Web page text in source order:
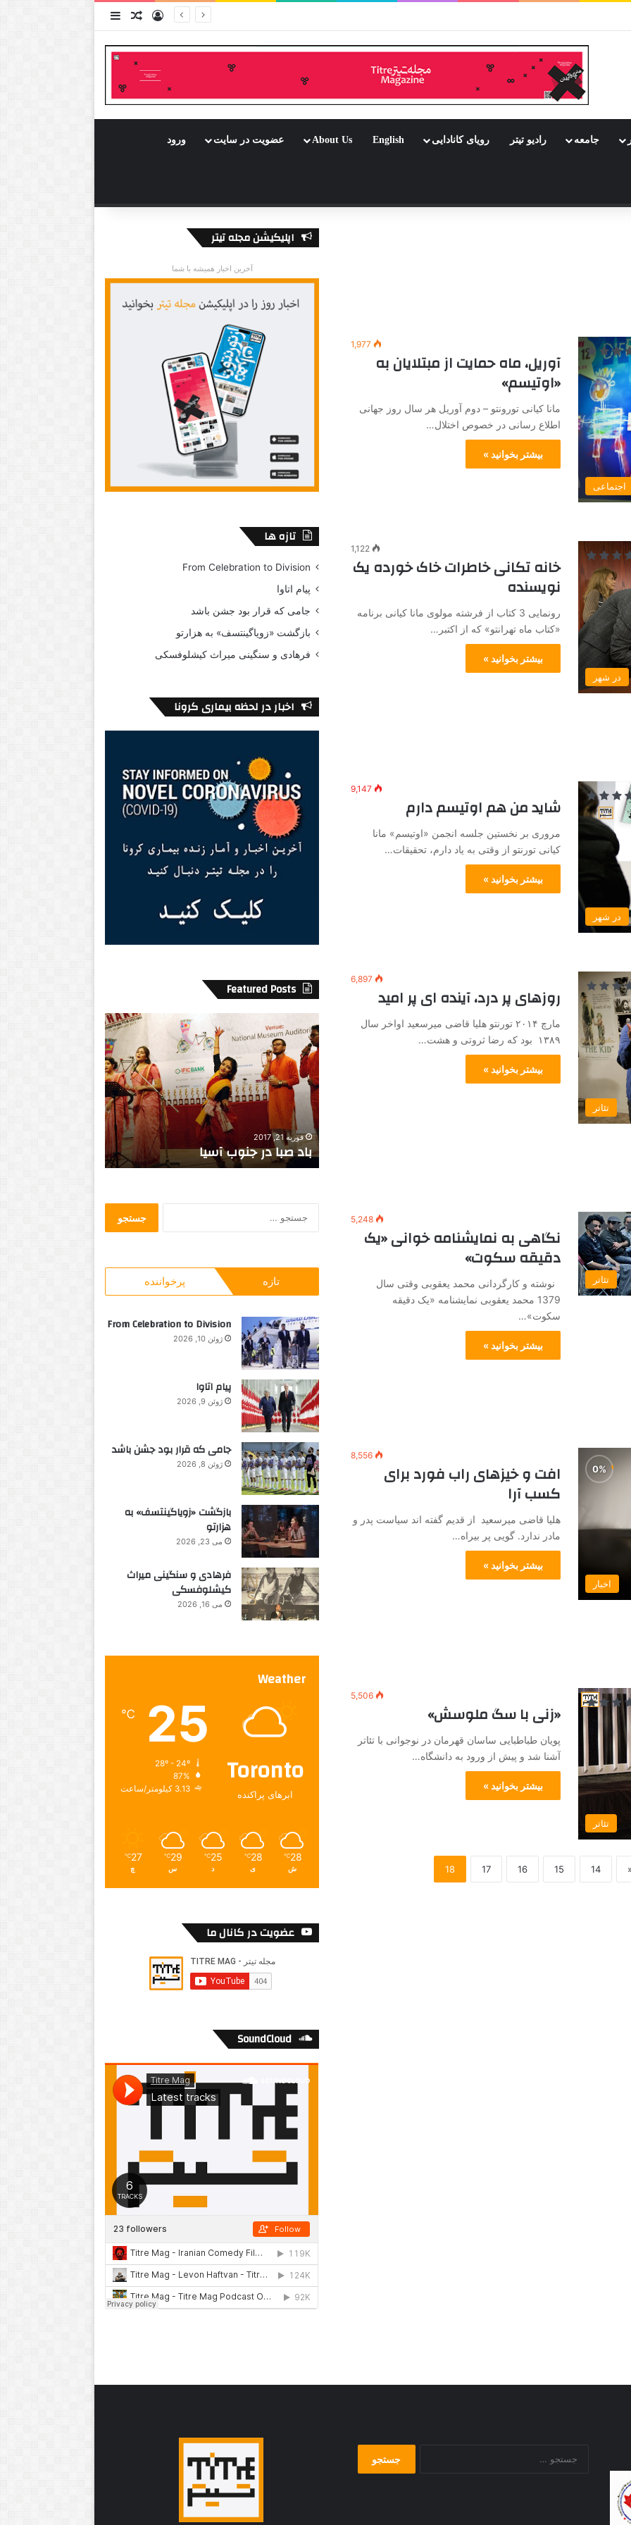
جشن باشد ورودنوشته تصادفی
سایدبار
جامعه رادیو تیتر رویای کانادایی English
About Us عضویت در سایت ورود
اجتماعی
1,977
آوریل، ماه حمایت از مبتلایان به
«اوتیسم»
مانا کیانی تورونتو – دوم آوریل هر سال روز جهانی
اطلاع رسانی در خصوص اختلال…
بیشتر بخوانید »
در شهر
1,122
خانه تکانی خاطرات خاک خورده یک
نویسنده
رونمایی 3 کتاب از فرشته مولوی مانا کیانی برنامه
«کتاب ماه تهرانتو» که از اکتبر…
بیشتر بخوانید »
در شهر
9,147
شاید من هم اوتیسم دارم
مروری بر نخستین جلسه انجمن «اوتیسم» مانا
کیانی تورنتو از وقتی به یاد دارم، تحقیقات…
بیشتر بخوانید »
تئاتر
6,897
روزهای پر درد، آینده ای پر امید
مارچ ۲۰۱۴ تورنتو هلیا قاضی میرسعید اواخر سال
۱۳۸۹ بود که رضا ثروتی و هشت…
بیشتر بخوانید »
تئاتر
5,248
نگاهی به نمایشنامه خوانی «یک
دقیقه سکوت»
نوشته و کارگردانی محمد یعقوبی وقتی سال
1379 محمد یعقوبی نمایشنامه «یک دقیقه
سکوت»…
بیشتر بخوانید »
اخبار
8,556
افت و خیزهای راب فورد برای
کسب آرا
هلیا قاضی میرسعید از قدیم گفته اند سیاست پدر و
مادر ندارد. گویی پر بیراه…
بیشتر بخوانید »
تئاتر
5,506
«زنی با سگ ملوسش»
پویان طباطبایی ساسان قهرمان در نوجوانی با تئاتر
آشنا شد و پیش از ورود به دانشگاه…
بیشتر بخوانید »
«
14
15
16
17
18
اپلیکیشن مجله تیتر
آخرین اخبار همیشه با شما
تازه ها
From Celebration to Division
پیام اتاوا
جامی که قرار بود جشن باشد
بازگشت «زویاگینتسف» به هزارتو
فرهادی و سنگینی میراث کیشلوفسکی
اخبار در لحظه بیماری کرونا
Featured Posts
باد
در
جنوب
آسیا
پارک
های
استانی
در
انتاریو
می 10, 2020
بازگشایی پارک های استانی در انتاریو
برای:
تازه پرخواننده
From Celebration to Division
ژوئن 10, 2026
پیام اتاوا
ژوئن 9, 2026
جامی که قرار بود جشن باشد
ژوئن 8, 2026
بازگشت «زویاگینتسف» به
هزارتو
می 23, 2026
فرهادی و سنگینی میراث
کیشلوفسکی
می 16, 2026
Weather
Toronto
ابرهای پراکنده
25
℃
87%
3.13 کیلومتر/ساعت
28
℃
ش
28
℃
ی
25
℃
د
29
℃
س
27
℃
چ
عضویت در کانال ما
SoundCloud